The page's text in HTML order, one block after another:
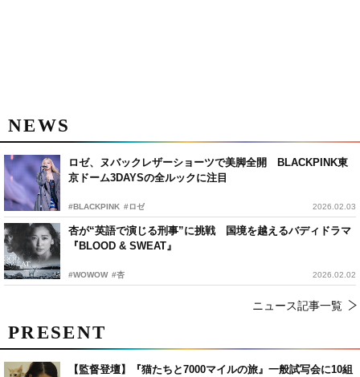
NEWS
ロゼ、ヌバックレザーショーツで美脚全開 BLACKPINK東
京ドーム3DAYSの全ルックに注目
#BLACKPINK #ロゼ 2026.02.03
杏が“英語で演じる刑事”に挑戦 国境を越えるバディドラマ
『BLOOD & SWEAT』
#WOWOW #杏 2026.02.02
ニュース記事一覧
PRESENT
【監督登壇】『猫たちと7000マイルの旅』一般試写会に10組